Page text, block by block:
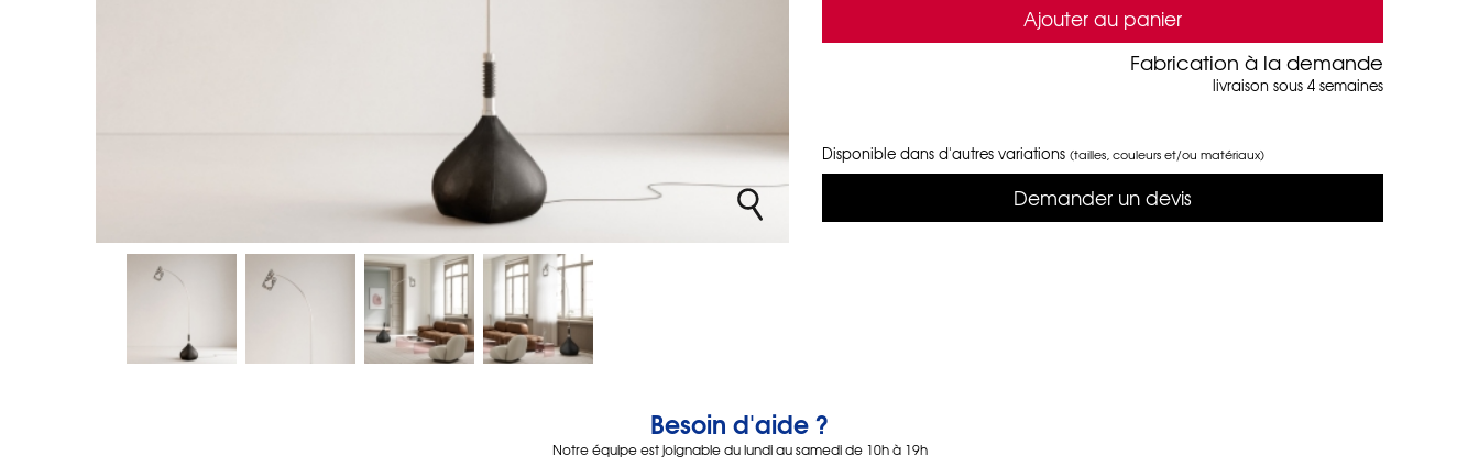
Ajouter au panier
Fabrication à la demande
livraison sous 4 semaines
Disponible dans d'autres variations (tailles, couleurs et/ou matériaux)
Demander un devis
Besoin d'aide ?
Notre équipe est joignable du lundi au samedi de 10h à 19h